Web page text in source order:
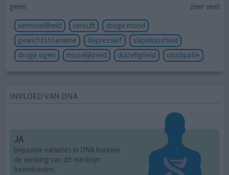
geen
zeer veel
vermoeidheid
versuft
droge mond
gewichtstoename
depressief
slapeloosheid
droge ogen
misselijkheid duizeligheid obstipatie
INVLOED VAN DNA
JA
bepaalde variaties in DNA kunnen
de werking van dit medicijn
beïnvloeden.